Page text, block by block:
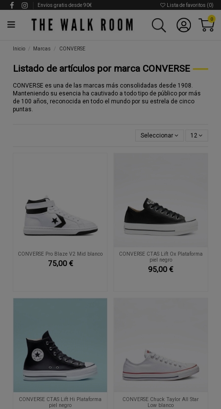
Envíos gratis desde 90€ Lista de favoritos (0)
0
Inicio Marcas CONVERSE
Listado de artículos por marca CONVERSE
CONVERSE es una de las marcas más consolidadas desde 1908.
Manteniendo su esencia ha cautivado a todo tipo de público por más
de 100 años, reconocida en todo el mundo por su estrela de cinco
puntas.
Seleccionar 12
CONVERSE Pro Blaze V2 Mid blanco
75,00 €
CONVERSE CTAS Lift Ox Plataforma
piel negro
95,00 €
CONVERSE CTAS Lift Hi Plataforma
piel negro
CONVERSE Chuck Taylor All Star
Low blanco